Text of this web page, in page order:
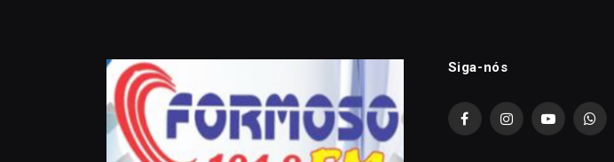
Siga-nós
FacebookInstagramYouTube